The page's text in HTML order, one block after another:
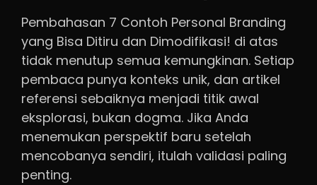
Pembahasan 7 Contoh Personal Branding
yang Bisa Ditiru dan Dimodifikasi! di atas
tidak menutup semua kemungkinan. Setiap
pembaca punya konteks unik, dan artikel
referensi sebaiknya menjadi titik awal
eksplorasi, bukan dogma. Jika Anda
menemukan perspektif baru setelah
mencobanya sendiri, itulah validasi paling
penting.